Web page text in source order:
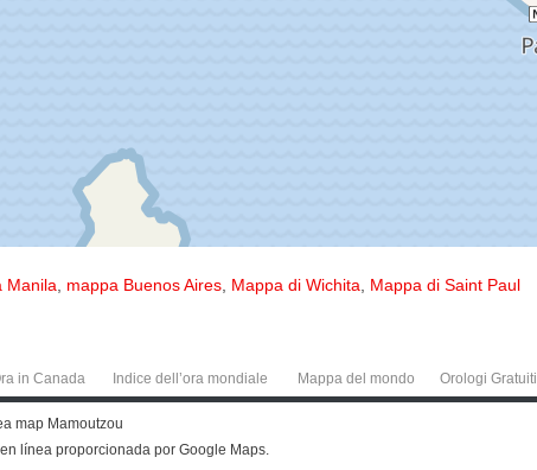
Manila mappa Buenos Aires Mappa di Wichita Mappa di Saint Paul
in Canada Indice dell’ora mondiale Mappa del mondo Orologi Gratuiti
map Mamoutzou
línea proporcionada por Google Maps.